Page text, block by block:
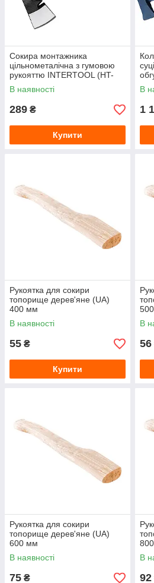
Сокира монтажника
цільнометалічна з гумовою
рукояттю INTERTOOL (HT-
0260) 600 г, 320 мм
В наявності
289 ₴
Купити
В
1
Рукоятка для сокири
топорище дерев'яне (UA)
400 мм
В наявності
55 ₴
Купити
В
56
Рукоятка для сокири
топорище дерев'яне (UA)
600 мм
В наявності
75 ₴
В
92